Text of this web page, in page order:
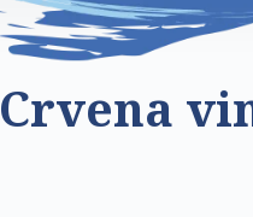
Crvena